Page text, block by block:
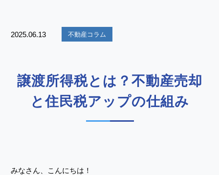
譲渡所得税とは？不動産売却
と住民税アップの仕組み
不動産コラム
2025.06.13
みなさん、こんにちは！